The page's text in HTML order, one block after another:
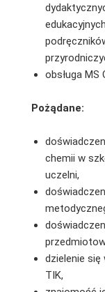
obsługa MS
Pożądane:
chemii w
uczelni,
dzielenie się
TIK,